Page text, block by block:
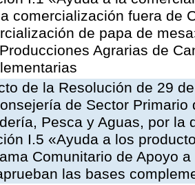
comercialización fuera de
de papa de
Agrarias de
de la Resolución de 29
de Sector
Pesca y Aguas, por la
I.5 «Ayuda a los
Comunitario de Apoyo
las bases